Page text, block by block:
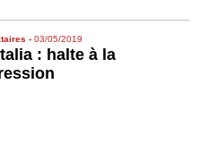
-03/05/2019
: halte à la